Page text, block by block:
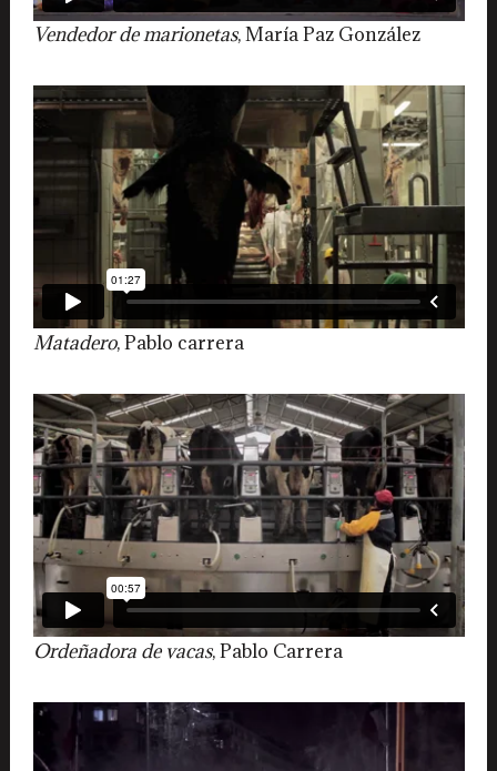
Vendedor de marionetas, María Paz González
Matadero, Pablo carrera
Ordeñadora de vacas, Pablo Carrera